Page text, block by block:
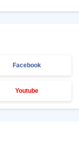
Facebook
Youtube